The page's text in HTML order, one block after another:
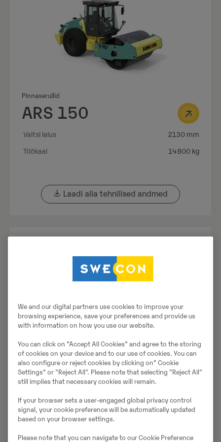
Pinnaserullid
ARS 150
Valtsi laius
2130 mm
Töökaal
14800 kg
Laadi alla tehnilised andmed
Pinnaserullid
ARS 150 PD
Valtsi laius
2130 mm
Töökaal
15120 kg
We and our digital partners use cookies to improve your
browsing experience, save your preferences and provide us
with information on how you use our website.
You can click on ”Accept All Cookies” and agree to the storing
of cookies on your device and to our use of cookies. You can
also configure or reject cookies by clicking on” Cookie
Settings” or "Reject All". Please note that selecting "Reject All"
still implies that necessary cookies will remain.
If your browser sets a user-engaged global privacy control
signal, your cookie preference will be automatically updated
based on your browser settings.
Please note that you can navigate to our Cookie Preference